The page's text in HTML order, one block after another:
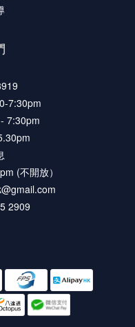
7:30pm
7:30pm
(不開放）
2909